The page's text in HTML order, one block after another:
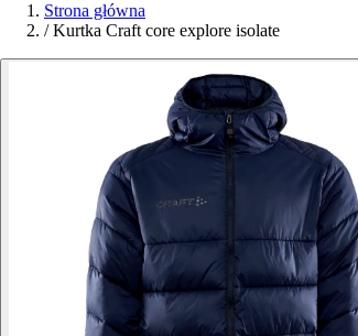
Strona główna
/ Kurtka Craft core explore isolate